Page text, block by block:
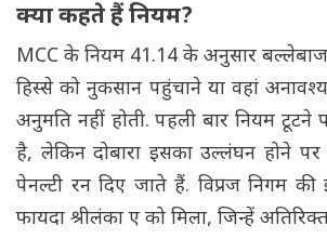
क्या कहते हैं नियम?
MCC के नियम 41.14 के अनुसार
हिस्से को नुकसान पहुंचाने या वहां
अनुमति नहीं होती. पहली बार नियम टूटने
है, लेकिन दोबारा इसका उल्लंघन होने पर
पेनल्टी रन दिए जाते हैं. विप्रज निगम
फायदा श्रीलंका ए को मिला, जिन्हें